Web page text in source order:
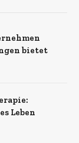
bietet
Leben